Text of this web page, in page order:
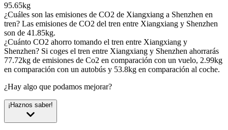
95.65kg
¿Cuáles son las emisiones de CO2 de Xiangxiang a Shenzhen en
tren? Las emisiones de CO2 del tren entre Xiangxiang y Shenzhen
son de 41.85kg.
¿Cuánto CO2 ahorro tomando el tren entre Xiangxiang y
Shenzhen? Si coges el tren entre Xiangxiang y Shenzhen ahorrarás
77.72kg de emisiones de Co2 en comparación con un vuelo, 2.99kg
en comparación con un autobús y 53.8kg en comparación al coche.
¿Hay algo que podamos mejorar?
¡Haznos saber!